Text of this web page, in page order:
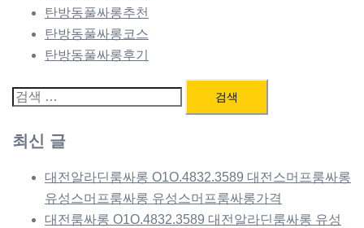
탄방동풀싸롱추천
탄방동풀싸롱코스
탄방동풀싸롱후기
검
최신 글
대전알라딘룸싸롱 O1O.4832.3589 대전스머프룸싸롱
유성스머프룸싸롱 유성스머프룸싸롱가격
대전룸싸롱 O1O.4832.3589 대전알라딘룸싸롱 유성